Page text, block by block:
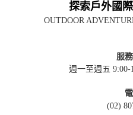
探索戶外國
OUTDOOR
服
週一至週五 9:00-
(02)